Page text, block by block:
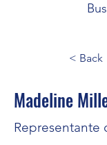
< Back
Madeline
Representante